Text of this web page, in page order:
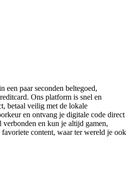
een paar seconden beltegoed,
Ons platform is snel en
betaal veilig met de lokale
en ontvang je digitale code direct
en kun je altijd gamen,
content, waar ter wereld je ook